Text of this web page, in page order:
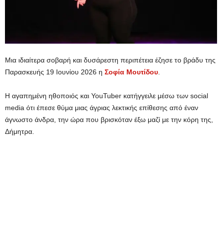
Μια ιδιαίτερα σοβαρή και δυσάρεστη περιπέτεια έζησε το βράδυ της
Παρασκευής 19 Ιουνίου 2026 η Σοφία Μουτίδου
Η αγαπημένη ηθοποιός και YouTuber κατήγγειλε μέσω των social
media ότι έπεσε θύμα μιας άγριας λεκτικής επίθεσης από έναν
άγνωστο άνδρα, την ώρα που βρισκόταν έξω μαζί με την κόρη της,
Δήμητρα.